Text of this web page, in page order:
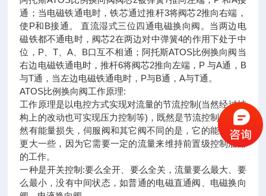
通；当电磁铁通电时，铁芯通过推杆3将阀芯2推向右端，
使P和B接通。 直流湿式三位四通电磁换向阀。当两边电
磁铁都不通电时，阀芯2在两边对中弹簧4的作用下处于中
位，P、T、A、B口互不相通；阿托斯ATOS比例换向阀当
右边电磁铁通电时，推杆6将阀芯2推向左端，P 与A通，B
与T通，当左边电磁铁通电时，P与B通，A与T通。
ATOS比例换向阀工作原理:
工作原理是以电控方式实现对流量的节流控制(当然经过结
构上的改动也可实现压力控制等)，既然是节流控制，就必
然有能量损失，伺服阀和其它阀不同的是，它的能量损失
更大一些，因为它需要一定的流量来维持前置级控制油路
的工作。
一种是开关控制:要么全开、要么全关，流量要么最大、要
么最小，没有中间状态，如普通的电磁直通阀、电磁换向